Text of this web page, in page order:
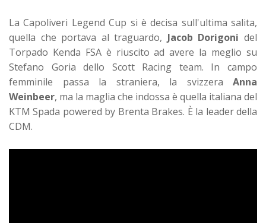
La Capoliveri Legend Cup si è decisa sull'ultima salita,
quella che portava al traguardo, Jacob Dorigoni del
Torpado Kenda FSA è riuscito ad avere la meglio su
Stefano Goria dello Scott Racing team. In campo
femminile passa la straniera, la svizzera Anna
Weinbeer, ma la maglia che indossa è quella italiana del
KTM Spada powered by Brenta Brakes. È la leader della
CDM.